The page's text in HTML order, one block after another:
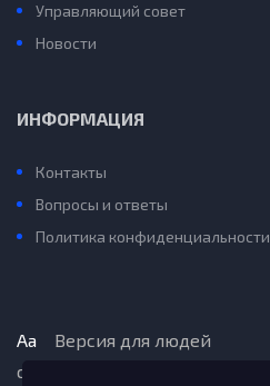
Управляющий совет
Новости
ИНФОРМАЦИЯ
Контакты
Вопросы и ответы
Политика конфиденциальности
Aa Версия для людей
с ограниченными